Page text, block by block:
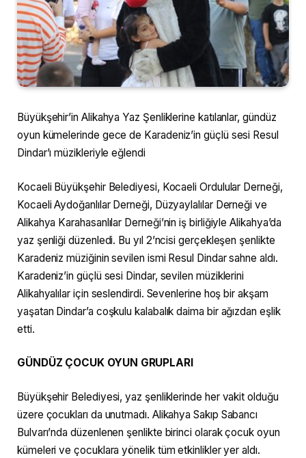
Büyükşehir’in Alikahya Yaz Şenliklerine katılanlar, gündüz
oyun kümelerinde gece de Karadeniz’in güçlü sesi Resul
Dindar’ı müzikleriyle eğlendi
Kocaeli Büyükşehir Belediyesi, Kocaeli Ordulular Derneği,
Kocaeli Aydoğanlılar Derneği, Düzyaylalılar Derneği ve
Alikahya Karahasanlılar Derneği’nin iş birliğiyle Alikahya’da
yaz şenliği düzenledi. Bu yıl 2’ncisi gerçekleşen şenlikte
Karadeniz müziğinin sevilen ismi Resul Dindar sahne aldı.
Karadeniz’in güçlü sesi Dindar, sevilen müziklerini
Alikahyalılar için seslendirdi. Sevenlerine hoş bir akşam
yaşatan Dindar’a coşkulu kalabalık daima bir ağızdan eşlik
etti.
GÜNDÜZ ÇOCUK OYUN GRUPLARI
Büyükşehir Belediyesi, yaz şenliklerinde her vakit olduğu
üzere çocukları da unutmadı. Alikahya Sakıp Sabancı
Bulvarı’nda düzenlenen şenlikte birinci olarak çocuk oyun
kümeleri ve çocuklara yönelik tüm etkinlikler yer aldı.